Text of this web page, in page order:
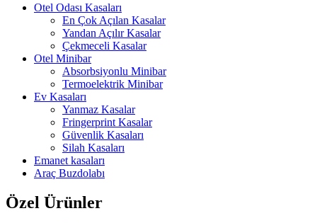
Otel Odası Kasaları
En Çok Açılan Kasalar
Yandan Açılır Kasalar
Çekmeceli Kasalar
Otel Minibar
Absorbsiyonlu Minibar
Termoelektrik Minibar
Ev Kasaları
Yanmaz Kasalar
Fringerprint Kasalar
Güvenlik Kasaları
Silah Kasaları
Emanet kasaları
Araç Buzdolabı
Özel Ürünler